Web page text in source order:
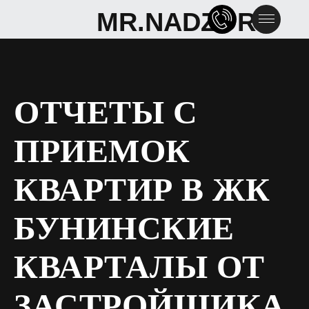
MR.NADZOR
MR.NADZOR
ОТЧЕТЫ С
ПРИЕМОК
КВАРТИР В ЖК
БУНИНСКИЕ
КВАРТАЛЫ ОТ